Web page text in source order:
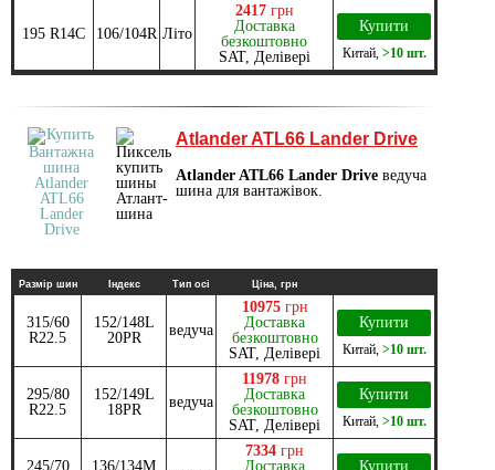
195 R14C 106/104R Літо
2417 грн
Доставка
безкоштовно
SAT, Делівері
Купити
Китай, >10 шт.
Atlander ATL66 Lander Drive
Atlander ATL66 Lander Drive ведуча
шина для вантажівок.
Размір шин Індекс Тип осі Ціна, грн
315/60
R22.5
152/148L
20PR
ведуча
10975 грн
Доставка
безкоштовно
SAT, Делівері
Купити
Китай, >10 шт.
295/80
R22.5
152/149L
18PR
ведуча
11978 грн
Доставка
безкоштовно
SAT, Делівері
Купити
Китай, >10 шт.
245/70
136/134M
7334 грн
Доставка
Купити